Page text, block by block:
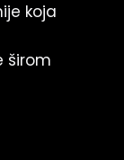
koja
širom